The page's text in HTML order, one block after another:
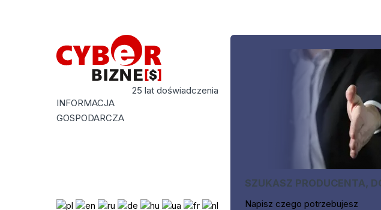
25 lat doświadczenia
INFORMACJA
GOSPODARCZA
SZUKASZ PRODUCENTA,
Napisz czego potrzebujesz